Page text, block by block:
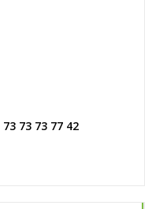
73 73 73 77 42